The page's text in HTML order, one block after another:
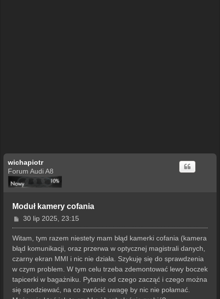
wichapiotr
Forum Audi A8
Moduł kamery cofania
P
o
s
30 lip 2025, 23:15
Witam, tym razem niestety mam błąd kamerki cofania (kamera
błąd komunikacji, oraz przerwa w optycznej magistrali danych,
czarny ekran MMI i nic nie działa. Szykuję się do sprawdzenia
w czym problem. W tym celu trzeba zdemontować lewy boczek
tapicerki w bagażniku. Pytanie od czego zacząć i czego można
się spodziewać, na co zwrócić uwagę by nic nie połamać.